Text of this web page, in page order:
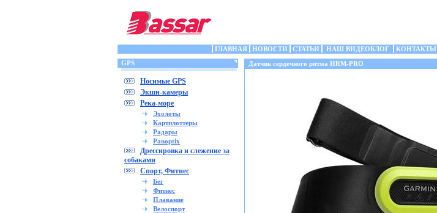
ГЛАВНАЯ НОВОСТИ СТАТЬИ НАШ ВИДЕОБЛОГ КОНТАКТЫ
GPS
Носимые GPS
Экшн-камеры
Река-море
Эхолоты
Картплоттеры
Радары
Panoptix
Дрессировка и слежение за
собаками
Спорт, Фитнес
Бег
Фитнес
Плавание
Велоспорт
Датчик сердечного ритма HRM-PRO